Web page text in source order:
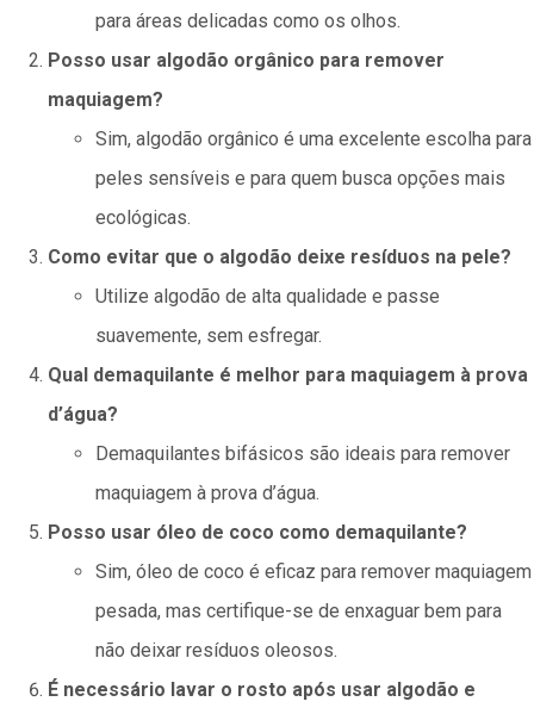
para áreas delicadas como os olhos.
Posso usar algodão orgânico para remover
maquiagem?
Sim, algodão orgânico é uma excelente escolha para
peles sensíveis e para quem busca opções mais
ecológicas.
Como evitar que o algodão deixe resíduos na pele?
Utilize algodão de alta qualidade e passe
suavemente, sem esfregar.
Qual demaquilante é melhor para maquiagem à prova
d’água?
Demaquilantes bifásicos são ideais para remover
maquiagem à prova d’água.
Posso usar óleo de coco como demaquilante?
Sim, óleo de coco é eficaz para remover maquiagem
pesada, mas certifique-se de enxaguar bem para
não deixar resíduos oleosos.
É necessário lavar o rosto após usar algodão e